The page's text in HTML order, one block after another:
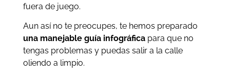
fuera de juego.
Aun así no te preocupes, te hemos preparado
una manejable guía infográficapara que no
tengas problemas y puedas salir a la calle
oliendo a limpio.